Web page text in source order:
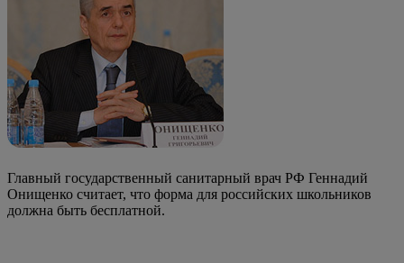
Главный государственный санитарный врач РФ Геннадий
Онищенко считает, что форма для российских школьников
должна быть бесплатной.